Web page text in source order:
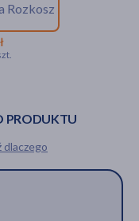
Malinowa
ziołowo-
20 szt.
Rozkosz
ZIELNIK DOZ
Pomarańczowa
Rozkosz, herbatka
7,99 zł
PRODUKTU
dlaczego